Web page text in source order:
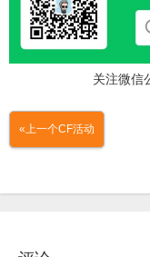
关注微信
«上一个CF活动